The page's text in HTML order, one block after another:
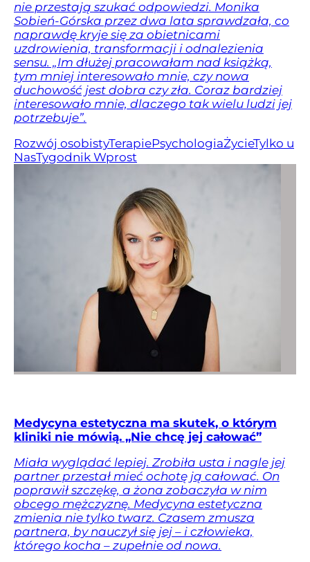
nie przestają szukać odpowiedzi. Monika
Sobień-Górska przez dwa lata sprawdzała, co
naprawdę kryje się za obietnicami
uzdrowienia, transformacji i odnalezienia
sensu. „Im dłużej pracowałam nad książką,
tym mniej interesowało mnie, czy nowa
duchowość jest dobra czy zła. Coraz bardziej
interesowało mnie, dlaczego tak wielu ludzi jej
potrzebuje”.
Rozwój osobistyTerapiePsychologiaŻycieTylko u
NasTygodnik Wprost
Medycyna estetyczna ma skutek, o którym
kliniki nie mówią. „Nie chcę jej całować”
Miała wyglądać lepiej. Zrobiła usta i nagle jej
partner przestał mieć ochotę ją całować. On
poprawił szczękę, a żona zobaczyła w nim
obcego mężczyznę. Medycyna estetyczna
zmienia nie tylko twarz. Czasem zmusza
partnera, by nauczył się jej – i człowieka,
którego kocha – zupełnie od nowa.